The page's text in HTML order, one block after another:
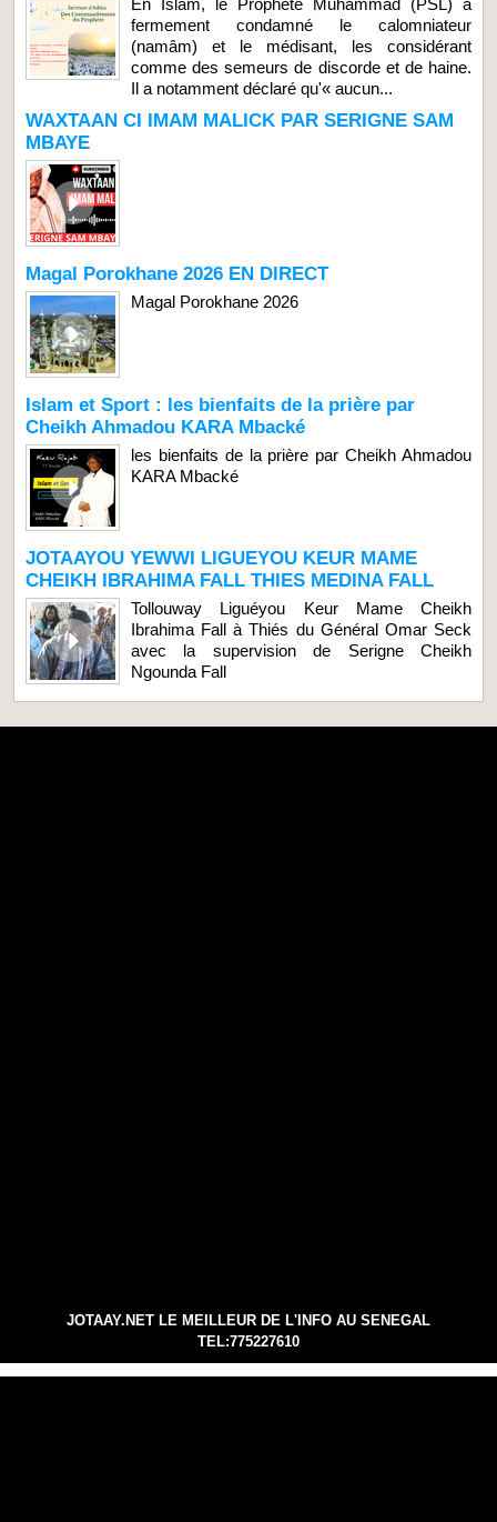
fermement condamné le calomniateur
(namâm) et le médisant, les considérant
comme des semeurs de discorde et de haine.
Il a notamment déclaré qu'« aucun...
WAXTAAN CI IMAM MALICK PAR SERIGNE SAM
MBAYE
Magal Porokhane 2026 EN DIRECT
Magal Porokhane 2026
Islam et Sport : les bienfaits de la prière par
Cheikh Ahmadou KARA Mbacké
les bienfaits de la prière par Cheikh Ahmadou
KARA Mbacké
JOTAAYOU YEWWI LIGUEYOU KEUR MAME
CHEIKH IBRAHIMA FALL THIES MEDINA FALL
Tollouway Liguéyou Keur Mame Cheikh
Ibrahima Fall à Thiés du Général Omar Seck
avec la supervision de Serigne Cheikh
Ngounda Fall
JOTAAY.NET LE MEILLEUR DE L'INFO AU SENEGAL
TEL:775227610